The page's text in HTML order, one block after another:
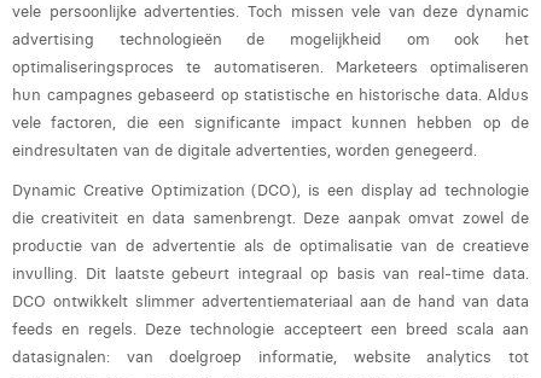
Lotte Vranckx
Louis Nassogne
Lucas Taels
Margaux Marien
Margaux Snakkers
Mathias Segers
Matthias Langenaeker
vele persoonlijke advertenties. Toch missen vele van deze dynamic
advertising technologieën de mogelijkheid om ook het
optimaliseringsproces te automatiseren. Marketeers optimaliseren
hun campagnes gebaseerd op statistische en historische data. Aldus
vele factoren, die een significante impact kunnen hebben op de
eindresultaten van de digitale advertenties, worden genegeerd.
Dynamic Creative Optimization (DCO), is een display ad technologie
die creativiteit en data samenbrengt. Deze aanpak omvat zowel de
productie van de advertentie als de optimalisatie van de creatieve
invulling. Dit laatste gebeurt integraal op basis van real-time data.
DCO ontwikkelt slimmer advertentiemateriaal aan de hand van data
feeds en regels. Deze technologie accepteert een breed scala aan
datasignalen: van doelgroep informatie, website analytics tot